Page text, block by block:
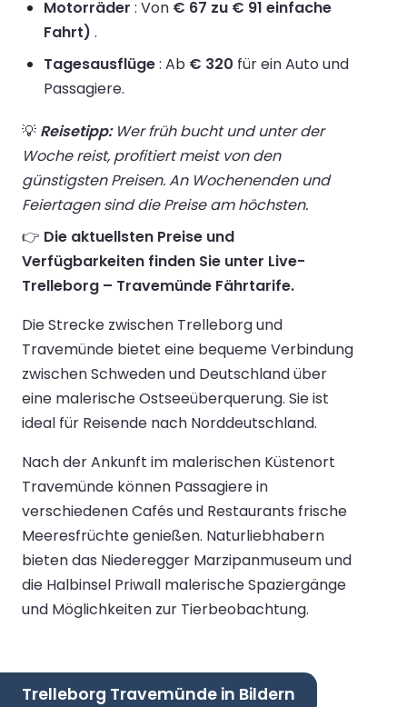
Motorräder : Von € 67 zu € 91 einfache
Fahrt) .
Tagesausflüge: Ab € 320 für ein Auto und
Passagiere.
💡 Reisetipp:Wer früh bucht und unter der
Woche reist, profitiert meist von den
günstigsten Preisen. An Wochenenden und
Feiertagen sind die Preise am höchsten.
👉 Die aktuellsten Preise und
Verfügbarkeiten finden Sie unter Live-
Trelleborg – Travemünde Fährtarife.
Die Strecke zwischen Trelleborg und
Travemünde bietet eine bequeme Verbindung
zwischen Schweden und Deutschland über
eine malerische Ostseeüberquerung. Sie ist
ideal für Reisende nach Norddeutschland.
Nach der Ankunft im malerischen Küstenort
Travemünde können Passagiere in
verschiedenen Cafés und Restaurants frische
Meeresfrüchte genießen. Naturliebhabern
bieten das Niederegger Marzipanmuseum und
die Halbinsel Priwall malerische Spaziergänge
und Möglichkeiten zur Tierbeobachtung.
Trelleborg Travemünde in Bildern